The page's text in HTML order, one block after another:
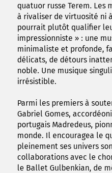
quatuor russe Terem. Les
à rivaliser de virtuosité ni
pourrait plutôt qualifier
impressionniste » : une
minimaliste et profonde,
délicats, de détours
noble. Une musique
irrésistible.
Parmi les premiers à
Gabriel Gomes,
portugais Madredeus,
monde. Il encouragea le
pleinement ses univers
collaborations avec le
le Ballet Gulbenkian, de